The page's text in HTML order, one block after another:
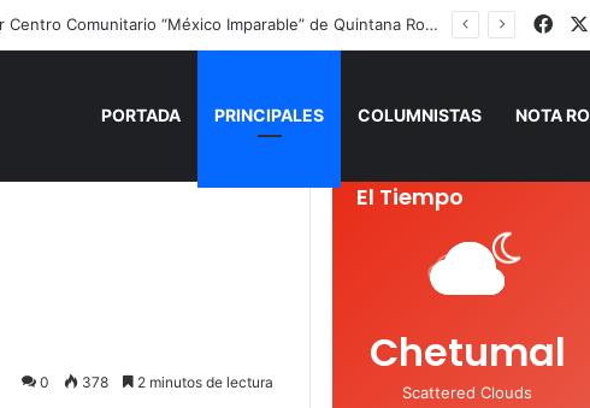
cierran con alegría el curso “Aventuras de Verano”
PORTADA PRINCIPALES COLUMNISTAS NOTA
0 378 2 minutos de lectura
El Tiempo
Chetumal
Scattered Clouds